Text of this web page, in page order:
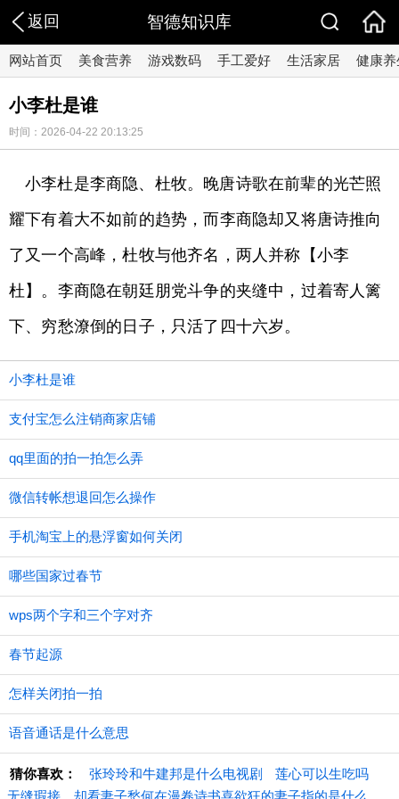
返回 智德知识库
网站首页 美食营养 游戏数码 手工爱好 生活家居 健康养
小李杜是谁
时间：2026-04-22 20:13:25
小李杜是李商隐、杜牧。晚唐诗歌在前辈的光芒照
耀下有着大不如前的趋势，而李商隐却又将唐诗推向
了又一个高峰，杜牧与他齐名，两人并称【小李
杜】。李商隐在朝廷朋党斗争的夹缝中，过着寄人篱
下、穷愁潦倒的日子，只活了四十六岁。
小李杜是谁
支付宝怎么注销商家店铺
qq里面的拍一拍怎么弄
微信转帐想退回怎么操作
手机淘宝上的悬浮窗如何关闭
哪些国家过春节
wps两个字和三个字对齐
春节起源
怎样关闭拍一拍
语音通话是什么意思
猜你喜欢： 张玲玲和牛建邦是什么电视剧
莲心可以生吃吗
无缝瑕接，却看妻子愁何在漫卷诗书喜欲狂的妻子指的是什么